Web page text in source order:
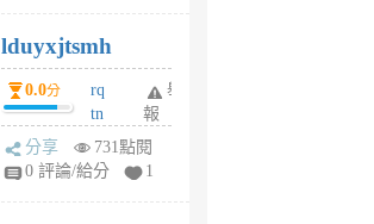
月
前
lduyxjtsmh
0.0分
rq
tn
jt
gl
舉
報
分享
731點閱
0 評論/給分
1